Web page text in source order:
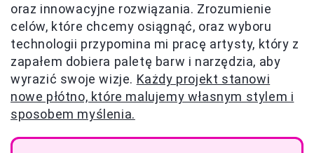
oraz innowacyjne rozwiązania. Zrozumienie
celów, które chcemy osiągnąć, oraz wyboru
technologii przypomina mi pracę artysty, który z
zapałem dobiera paletę barw i narzędzia, aby
wyrazić swoje wizje. Każdy projekt stanowi
nowe płótno, które malujemy własnym stylem i
sposobem myślenia.